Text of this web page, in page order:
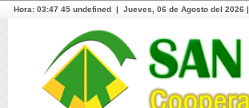
Hora: 03:47 45 undefined | Jueves, 06 de Agosto del 2026 |